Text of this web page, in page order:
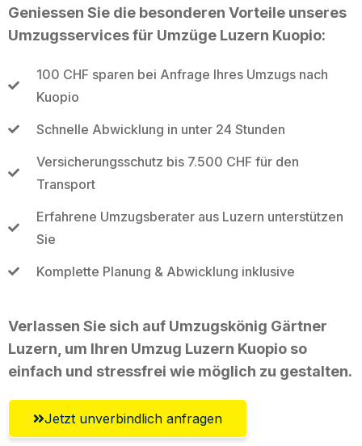
Geniessen Sie die besonderen Vorteile unseres
Umzugsservices für Umzüge Luzern Kuopio:
100 CHF sparen bei Anfrage Ihres Umzugs nach
Kuopio
Schnelle Abwicklung in unter 24 Stunden
Versicherungsschutz bis 7.500 CHF für den
Transport
Erfahrene Umzugsberater aus Luzern unterstützen
Sie
Komplette Planung & Abwicklung inklusive
Verlassen Sie sich auf Umzugskönig Gärtner
Luzern, um Ihren Umzug Luzern Kuopio so
einfach und stressfrei wie möglich zu gestalten.
Jetzt unverbindlich anfragen